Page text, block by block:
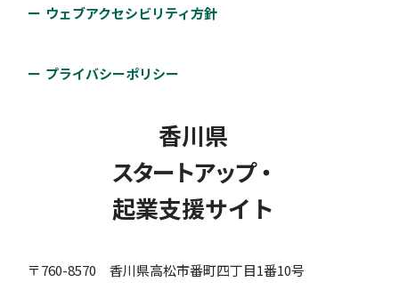
ウェブアクセシビリティ方針
プライバシーポリシー
香川県
スタートアップ・
起業支援サイト
〒760-8570 香川県高松市番町四丁目1番10号